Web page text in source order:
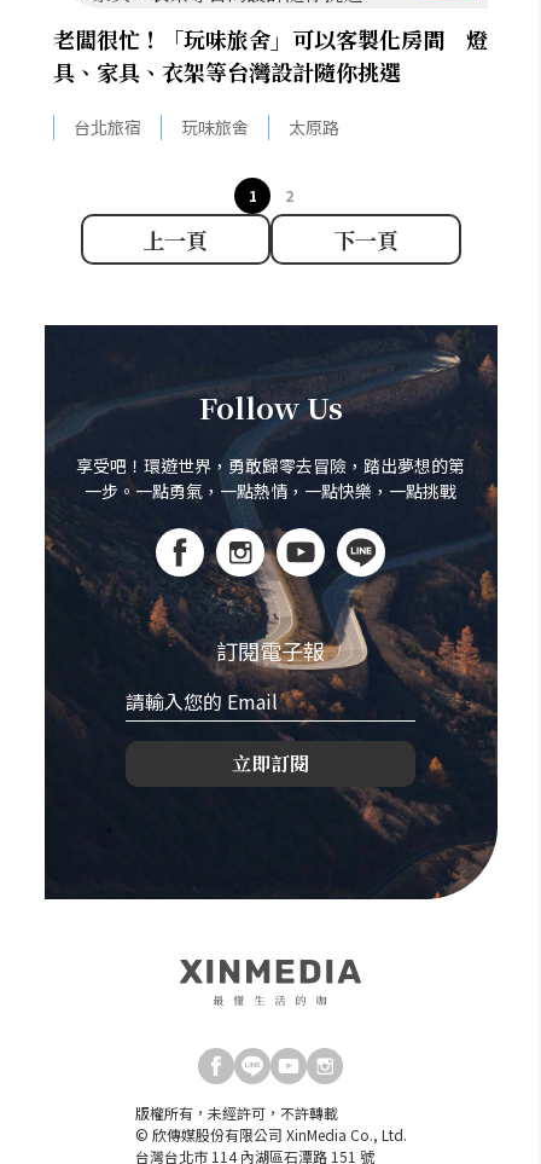
老闆很忙！「玩味旅舍」可以客製化房間 燈
具、家具、衣架等台灣設計隨你挑選
台北旅宿 玩味旅舍 太原路
上一頁
1 2
下一頁
Follow Us
享受吧！環遊世界，勇敢歸零去冒險，踏出夢想的第
一步。一點勇氣，一點熱情，一點快樂，一點挑戰
訂閱電子報
立即訂閱
版權所有，未經許可，不許轉載
© 欣傳媒股份有限公司 XinMedia Co., Ltd.
台灣台北市 114 內湖區石潭路 151 號